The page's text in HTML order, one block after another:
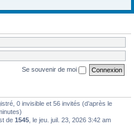
Se souvenir de moi
0 invisible et 56 invités (d’après le
de 1545 , le jeu. juil. 23, 2026 3:42 am